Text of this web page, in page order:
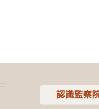
:::
認識監察